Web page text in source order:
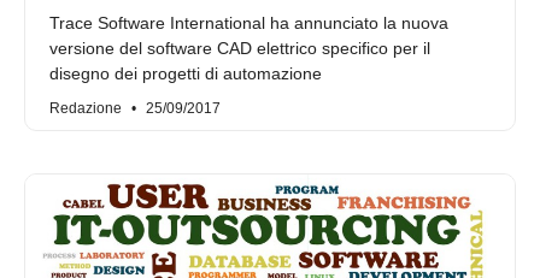
Trace Software International ha annunciato la nuova
versione del software CAD elettrico specifico per il
disegno dei progetti di automazione
Redazione 25/09/2017